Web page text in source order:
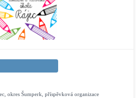
okres Šumperk, příspěvková organizace